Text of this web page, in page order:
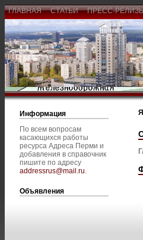
ГЛАВНАЯ СТАТЬИ ПРЕСС-
Информация
По всем вопросам
касающихся работы
ресурса Адреса Перми и
добавления в справочник
пишите по адресу
addressrus@mail.ru.
Объявления